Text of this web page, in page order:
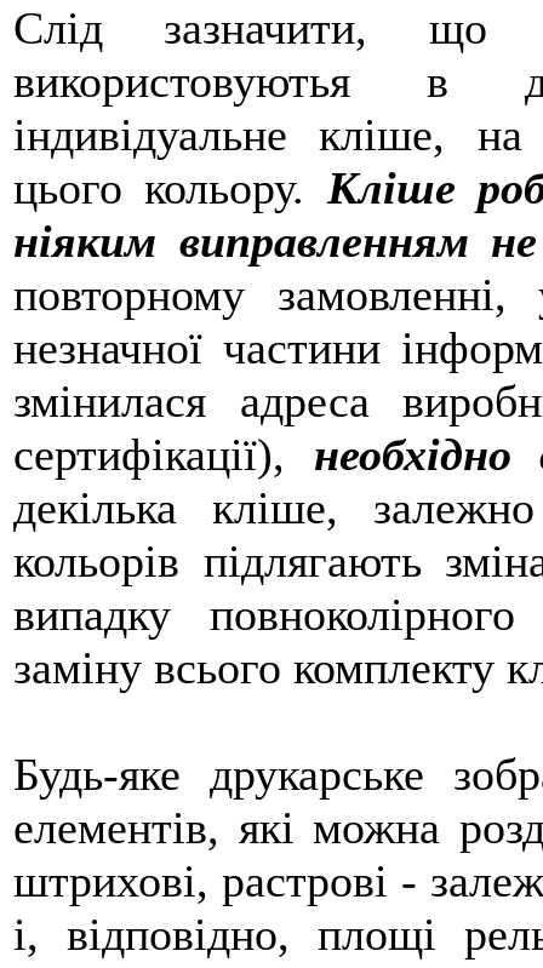
Слід зазначити,
використовуютья в
індивідуальне кліше,
цього кольору. Кліше
ніяким виправленням не
повторному
незначної частини
змінилася адреса
сертифікації),
декілька кліше,
кольорів підлягають
випадку
заміну всього комплекту
Будь-яке друкарське
елементів, які можна
штрихові, растрові -
і, відповідно, площі